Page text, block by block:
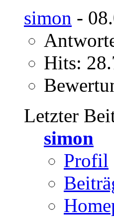
simon -
Hits:
Letzter
simon
Profil